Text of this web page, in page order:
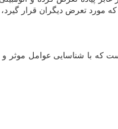
مورد تعرض دیگران قرار
كه با شناسایی عوامل موثر